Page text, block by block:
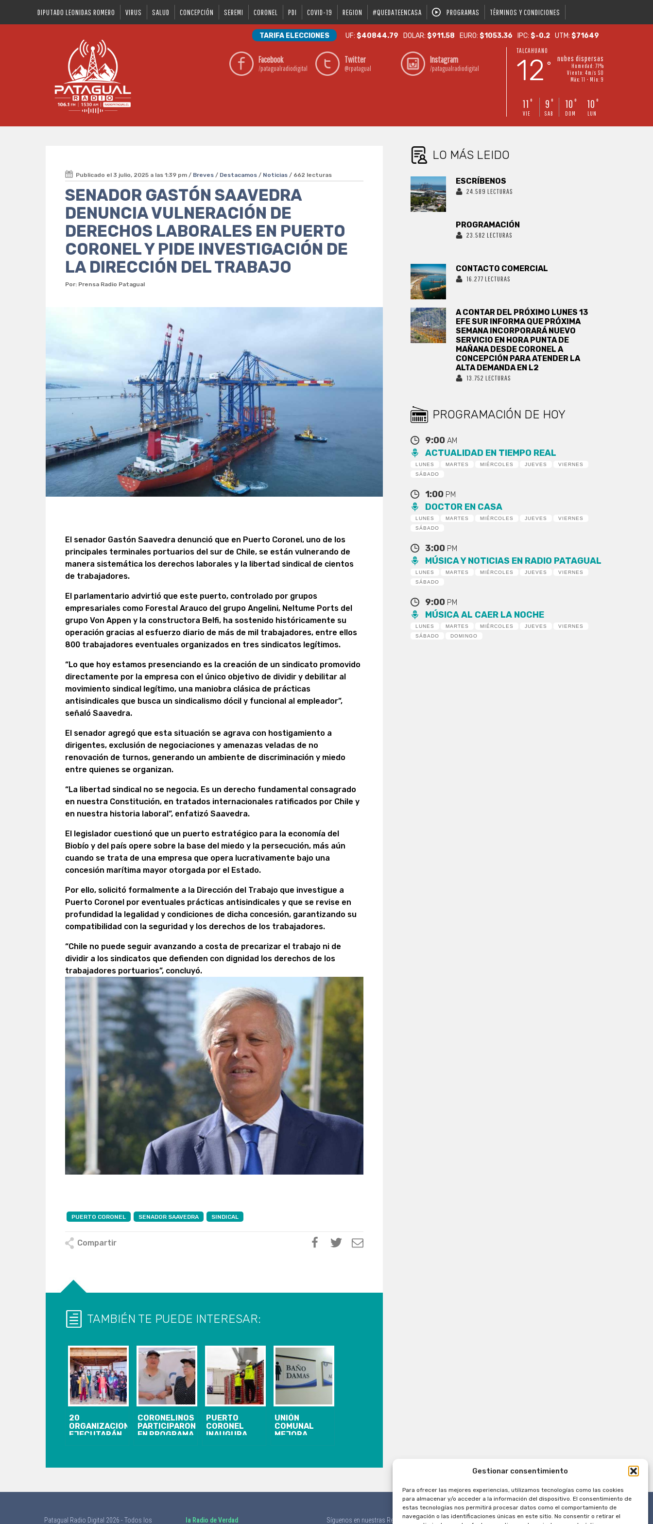
Gestionar consentimiento
Para ofrecer las mejores experiencias, utilizamos tecnologías como las cookies
para almacenar y/o acceder a la información del dispositivo. El consentimiento de
estas tecnologías nos permitirá procesar datos como el comportamiento de
navegación o las identificaciones únicas en este sitio. No consentir o retirar el
DIPUTADO LEONIDAS ROMERO VIRUS SALUD CONCEPCIÓN SEREMI CORONEL PDI COVID-19 REGION #QUEDATEENCASA PROGRAMAS TÉRMINOS Y CONDICIONES
TARIFA ELECCIONES UF:$40844.79 DOLAR:$911.58 EURO:$1053.36 IPC:$-0.2 UTM:$71649
Facebook
/patagualradiodigital
Twitter
@rpatagual
Instagram
/patagualradiodigital
TALCAHUANO
12 °
nubes dispersas
Humedad: 71%
Viento: 4m/s SO
Máx: 11 • Mín: 9
11 °
VIE
9 °
SAB
10 °
DOM
10 °
LUN
Publicado el 3 julio, 2025 a las 1:39 pm / Breves / Destacamos / Noticias / 662 lecturas
SENADOR GASTÓN SAAVEDRA
DENUNCIA VULNERACIÓN DE
DERECHOS LABORALES EN PUERTO
CORONEL Y PIDE INVESTIGACIÓN DE
LA DIRECCIÓN DEL TRABAJO
Por: Prensa Radio Patagual
El senador Gastón Saavedra denunció que en Puerto Coronel, uno de los
principales terminales portuarios del sur de Chile, se están vulnerando de
manera sistemática los derechos laborales y la libertad sindical de cientos
de trabajadores.
El parlamentario advirtió que este puerto, controlado por grupos
empresariales como Forestal Arauco del grupo Angelini, Neltume Ports del
grupo Von Appen y la constructora Belfi, ha sostenido históricamente su
operación gracias al esfuerzo diario de más de mil trabajadores, entre ellos
800 trabajadores eventuales organizados en tres sindicatos legítimos.
“Lo que hoy estamos presenciando es la creación de un sindicato promovido
directamente por la empresa con el único objetivo de dividir y debilitar al
movimiento sindical legítimo, una maniobra clásica de prácticas
antisindicales que busca un sindicalismo dócil y funcional al empleador”,
señaló Saavedra.
El senador agregó que esta situación se agrava con hostigamiento a
dirigentes, exclusión de negociaciones y amenazas veladas de no
renovación de turnos, generando un ambiente de discriminación y miedo
entre quienes se organizan.
“La libertad sindical no se negocia. Es un derecho fundamental consagrado
en nuestra Constitución, en tratados internacionales ratificados por Chile y
en nuestra historia laboral”, enfatizó Saavedra.
El legislador cuestionó que un puerto estratégico para la economía del
Biobío y del país opere sobre la base del miedo y la persecución, más aún
cuando se trata de una empresa que opera lucrativamente bajo una
concesión marítima mayor otorgada por el Estado.
Por ello, solicitó formalmente a la Dirección del Trabajo que investigue a
Puerto Coronel por eventuales prácticas antisindicales y que se revise en
profundidad la legalidad y condiciones de dicha concesión, garantizando su
compatibilidad con la seguridad y los derechos de los trabajadores.
“Chile no puede seguir avanzando a costa de precarizar el trabajo ni de
dividir a los sindicatos que defienden con dignidad los derechos de los
trabajadores portuarios”, concluyó.
PUERTO CORONEL SENADOR SAAVEDRA SINDICAL
Compartir
TAMBIÉN TE PUEDE INTERESAR:
20
ORGANIZACIONES
EJECUTARÁN
DE PUERTO
CORONELINOS
PARTICIPARON
EN PROGRAMA
ORGANIZADO
PUERTO
CORONEL
INAUGURA
OPERADO POR
UNIÓN
COMUNAL
MEJORA
DE PUERTO
LO MÁS LEIDO
ESCRÍBENOS
24.589 LECTURAS
PROGRAMACIÓN
23.582 LECTURAS
CONTACTO COMERCIAL
16.277 LECTURAS
A CONTAR DEL PRÓXIMO LUNES 13
EFE SUR INFORMA QUE PRÓXIMA
SEMANA INCORPORARÁ NUEVO
SERVICIO EN HORA PUNTA DE
MAÑANA DESDE CORONEL A
CONCEPCIÓN PARA ATENDER LA
ALTA DEMANDA EN L2
13.752 LECTURAS
PROGRAMACIÓN DE HOY
9:00AM
ACTUALIDAD EN TIEMPO REAL
LUNES MARTES MIÉRCOLES JUEVES
VIERNES
SÁBADO
1:00 PM
DOCTOR EN CASA
LUNES MARTES MIÉRCOLES JUEVES
VIERNES
SÁBADO
3:00 PM
MÚSICA Y NOTICIAS EN RADIO PATAGUAL
LUNES MARTES MIÉRCOLES JUEVES
VIERNES
SÁBADO
9:00 PM
MÚSICA AL CAER LA NOCHE
LUNES MARTES MIÉRCOLES JUEVES
VIERNES
SÁBADO
DOMINGO
Patagual Radio Digital 2026 - Todos los
la Radio de Verdad
Síguenos en nuestras Redes Sociales